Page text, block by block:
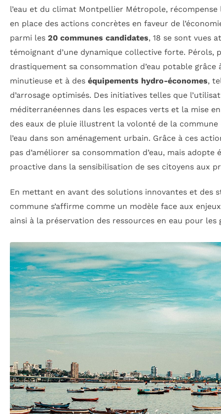
l’eau et du climat Montpellier Métropole,
en place des actions concrètes en faveur de
parmi les 20 communes candidates, 18 se sont vues
témoignant d’une dynamique collective forte. Pérols,
drastiquement sa consommation d’eau potable grâce
minutieuse et à des équipements hydro-économes,
d’arrosage optimisés. Des initiatives telles que
méditerranéennes dans les espaces verts et la mise
des eaux de pluie illustrent la volonté de la commune
l’eau dans son aménagement urbain. Grâce à ces
pas d’améliorer sa consommation d’eau, mais adopte
proactive dans la sensibilisation de ses citoyens aux
En mettant en avant des solutions innovantes et des
commune s’affirme comme un modèle face aux
ainsi à la préservation des ressources en eau pour